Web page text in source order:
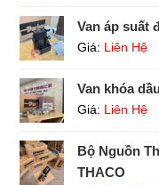
Van áp suất
Giá: Liên Hệ
Van khóa
Giá: Liên Hệ
Bộ Nguồn
THACO